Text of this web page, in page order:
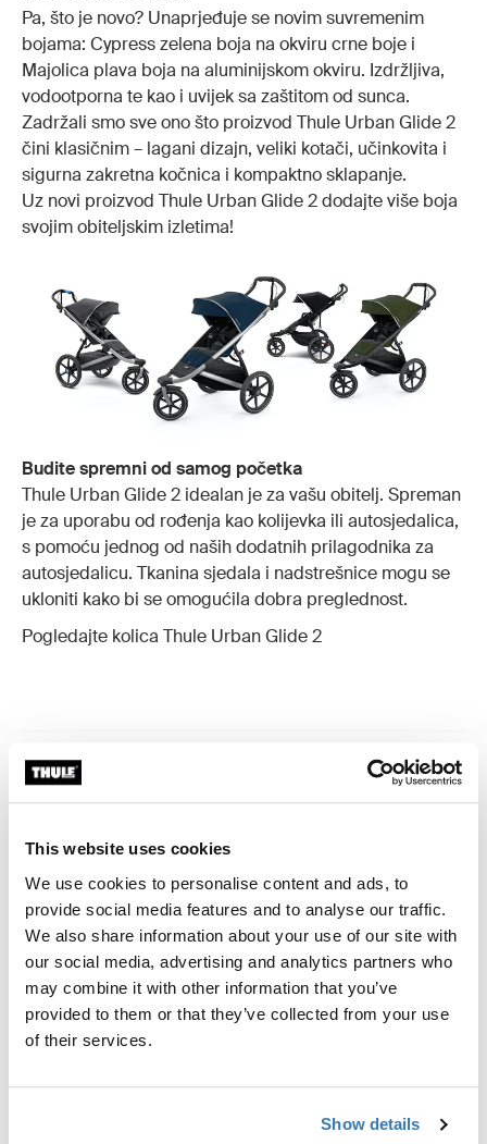
This website uses cookies
We use cookies to personalise content and ads, to
provide social media features and to analyse our traffic.
We also share information about your use of our site with
our social media, advertising and analytics partners who
may combine it with other information that you’ve
provided to them or that they’ve collected from your use
of their services.
Show details
Pa, što je novo? Unaprjeđuje se novim suvremenim
bojama: Cypress zelena boja na okviru crne boje i
Majolica plava boja na aluminijskom okviru. Izdržljiva,
vodootporna te kao i uvijek sa zaštitom od sunca.
Zadržali smo sve ono što proizvod Thule Urban Glide 2
čini klasičnim – lagani dizajn, veliki kotači, učinkovita i
sigurna zakretna kočnica i kompaktno sklapanje.
Uz novi proizvod Thule Urban Glide 2 dodajte više boja
svojim obiteljskim izletima!
Budite spremni od samog početka
Thule Urban Glide 2 idealan je za vašu obitelj. Spreman
je za uporabu od rođenja kao kolijevka ili autosjedalica,
s pomoću jednog od naših dodatnih prilagodnika za
autosjedalicu. Tkanina sjedala i nadstrešnice mogu se
ukloniti kako bi se omogućila dobra preglednost.
Pogledajte kolica Thule Urban Glide 2